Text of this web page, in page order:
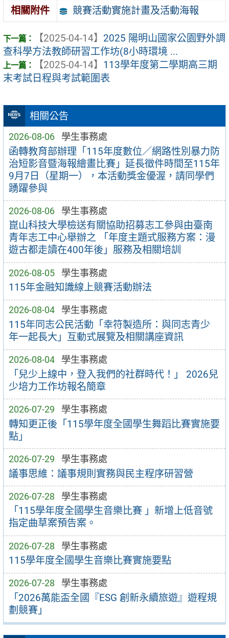
相關公告
2026-08-06 學生事務處
函轉教育部辦理「115年度數位／網路性別暴力防
治短影音暨海報繪畫比賽」延長徵件時間至115年
9月7日（星期一），本活動獎金優渥，請同學們
踴躍參與
2026-08-06 學生事務處
崑山科技大學檢送有關協助招募志工參與由臺南
青年志工中心舉辦之 「年度主題式服務方案：漫
遊古都走讀在400年後」服務及相關培訓
2026-08-05 學生事務處
115年金融知識線上競賽活動辦法
2026-08-04 學生事務處
115年同志公民活動「幸符製造所：與同志青少
年一起長大」互動式展覽及相關講座資訊
2026-08-04 學生事務處
「兒少上線中，登入我們的社群時代！」 2026兒
少培力工作坊報名簡章
2026-07-29 學生事務處
轉知更正後「115學年度全國學生舞蹈比賽實施要
點」
2026-07-29 學生事務處
議事思維：議事規則實務與民主程序研習營
2026-07-28 學生事務處
「115學年度全國學生音樂比賽 」新增上低音號
指定曲草案預告案。
2026-07-28 學生事務處
115學年度全國學生音樂比賽實施要點
2026-07-28 學生事務處
「2026萬能盃全國『ESG 創新永續旅遊』遊程規
劃競賽」
相關附件
競賽活動實施計畫及活動海報
【2025-04-14】 2025 陽明山國家公園野外調
查科學方法教師研習工作坊(8小時環境 ...
【2025-04-14】 113學年度第二學期高三期
末考試日程與考試範圍表